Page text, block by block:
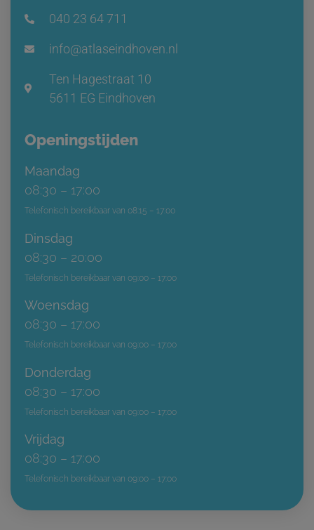
040 23 64 711
info@atlaseindhoven.nl
Ten Hagestraat 10
5611 EG Eindhoven
Openingstijden
Maandag
08:30 – 17:00
Telefonisch bereikbaar van 08:15 – 17:00
Dinsdag
08:30 – 20:00
Telefonisch bereikbaar van 09:00 – 17:00
Woensdag
08:30 – 17:00
Telefonisch bereikbaar van 09:00 – 17:00
Donderdag
08:30 – 17:00
Telefonisch bereikbaar van 09:00 – 17:00
Vrijdag
08:30 – 17:00
Telefonisch bereikbaar van 09:00 – 17:00